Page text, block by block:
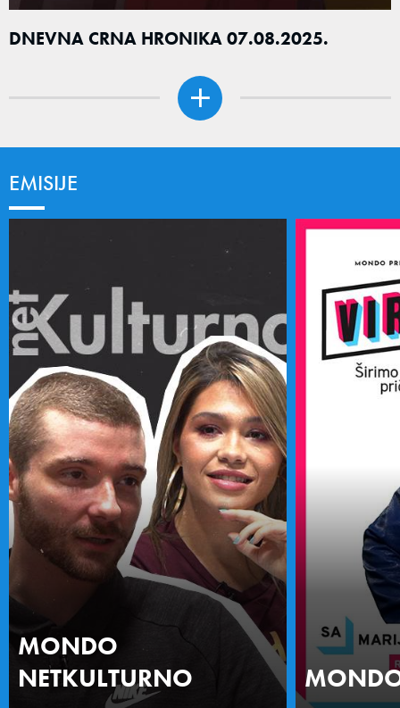
DNEVNA CRNA HRONIKA 07.08.2025.
EMISIJE
MONDO
NETKULTURNO